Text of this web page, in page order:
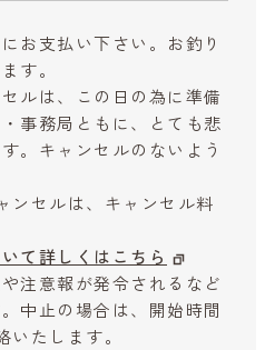
お支払い下さい。お釣り
す。
ルは、この日の為に準備
事務局ともに、とても悲
。キャンセルのないよう
ンセルは、キャンセル料
て詳しくはこちら
注意報が発令されるなど
中止の場合は、開始時間
いたします。